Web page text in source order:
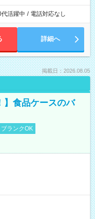
活躍中 / 電話対応なし
詳細へ
掲載日：2026.08.05
】食品ケースのバ
ブランクOK